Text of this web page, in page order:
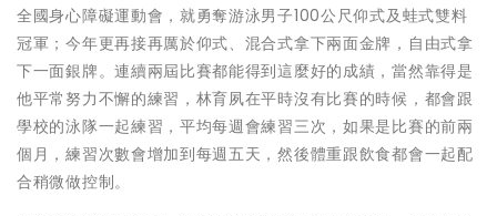
全國身心障礙運動會，就勇奪游泳男子100公尺仰式及蛙式雙料
冠軍；今年更再接再厲於仰式、混合式拿下兩面金牌，自由式拿
下一面銀牌。連續兩屆比賽都能得到這麼好的成績，當然靠得是
他平常努力不懈的練習，林育夙在平時沒有比賽的時候，都會跟
學校的泳隊一起練習，平均每週會練習三次，如果是比賽的前兩
個月，練習次數會增加到每週五天，然後體重跟飲食都會一起配
合稍微做控制。